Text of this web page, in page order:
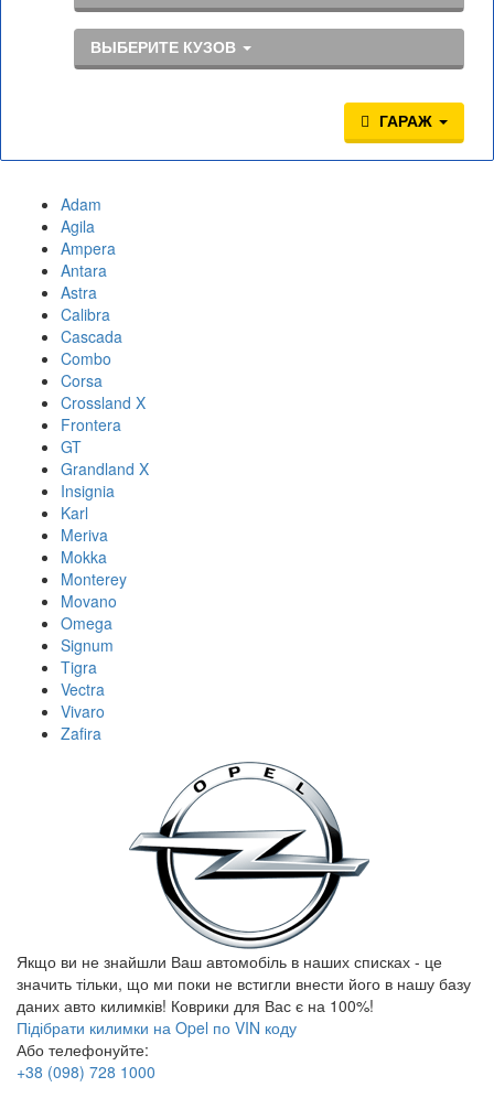
ВЫБЕРИТЕ КУЗОВ
ГАРАЖ
Adam
Agila
Ampera
Antara
Astra
Calibra
Cascada
Combo
Corsa
Crossland X
Frontera
GT
Grandland X
Insignia
Karl
Meriva
Mokka
Monterey
Movano
Omega
Signum
Tigra
Vectra
Vivaro
Zafira
Якщо ви не знайшли Ваш автомобіль в наших списках - це
значить тільки, що ми поки не встигли внести його в нашу базу
даних авто килимків! Коврики для Вас є на 100%!
Підібрати килимки на Opel по VIN коду
Або телефонуйте:
+38 (098) 728 1000